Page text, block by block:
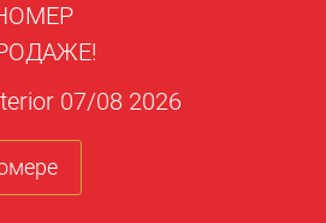
07/08 2026